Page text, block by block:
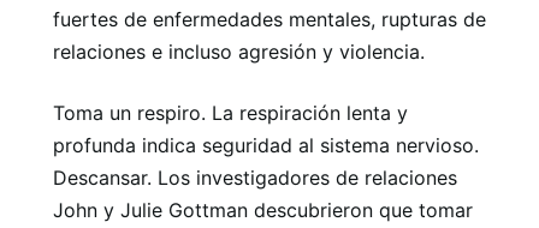
fuertes de enfermedades mentales, rupturas de
relaciones e incluso agresión y violencia.
Toma un respiro. La respiración lenta y
profunda indica seguridad al sistema nervioso.
Descansar. Los investigadores de relaciones
John y Julie Gottman descubrieron que tomar